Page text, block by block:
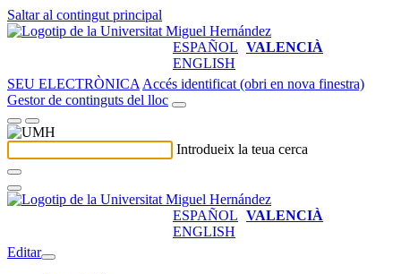
Saltar al contingut principal
ESPAÑOL VALENCIÀ
ENGLISH
SEU ELECTRÒNICA Accés identificat (obri en nova finestra)
Gestor de continguts del lloc
Introdueix la teua cerca
ESPAÑOL VALENCIÀ
ENGLISH
Editar